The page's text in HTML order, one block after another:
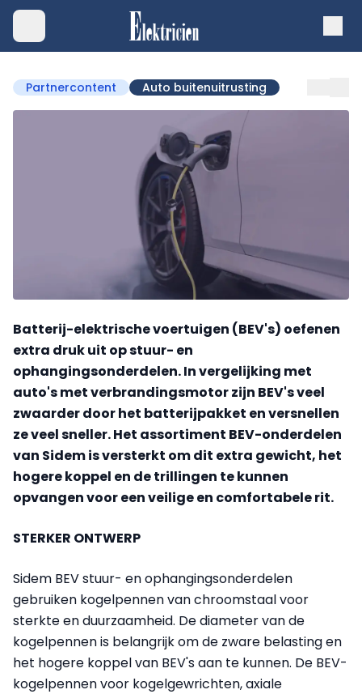
Partnercontent Auto buitenuitrusting
Batterij-elektrische voertuigen (BEV's) oefenen
extra druk uit op stuur- en
ophangingsonderdelen. In vergelijking met
auto's met verbrandingsmotor zijn BEV's veel
zwaarder door het batterijpakket en versnellen
ze veel sneller. Het assortiment BEV-onderdelen
van Sidem is versterkt om dit extra gewicht, het
hogere koppel en de trillingen te kunnen
opvangen voor een veilige en comfortabele rit.
STERKER ONTWERP
Sidem BEV stuur- en ophangingsonderdelen
gebruiken kogelpennen van chroomstaal voor
sterkte en duurzaamheid. De diameter van de
kogelpennen is belangrijk om de zware belasting en
het hogere koppel van BEV's aan te kunnen. De BEV-
kogelpennen voor kogelgewrichten, axiale